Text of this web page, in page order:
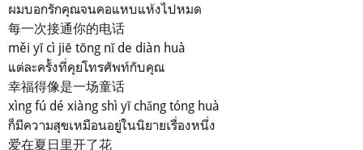
ผมบอกรักคุณจนคอแหบแห้งไปหมด
每一次接通你的电话
měi yī cì jiē tōng nǐ de diàn huà
แต่ละครั้งที่คุยโทรศัพท์กับคุณ
幸福得像是一场童话
xìng fú dé xiàng shì yī chǎng tóng huà
ก็มีความสุขเหมือนอยู่ในนิยายเรื่องหนึ่ง
爱在夏日里开了花